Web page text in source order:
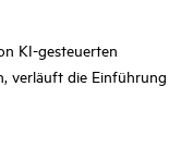
KI-gesteuerten
verläuft die Einführung